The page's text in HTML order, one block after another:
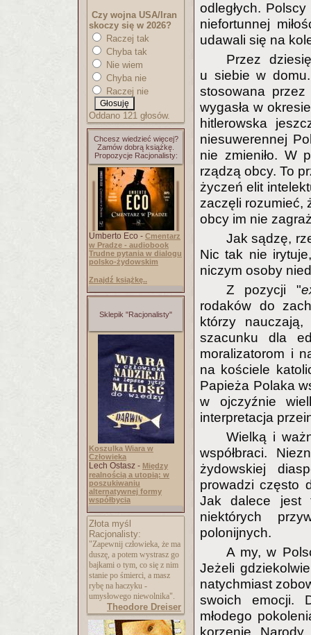
Czy wojna USA/Iran
skoczy się w 2026?
Raczej tak
Chyba tak
Nie wiem
Chyba nie
Raczej nie
Oddano 121 głosów.
Chcesz wiedzieć więcej?
Zamów dobrą książkę.
Propozycje Racjonalisty:
Umberto Eco - Cmentarz
w Pradze - audiobook
Trudne pytania w dialogu
polsko-żydowskim
Znajdź książkę..
Sklepik "Racjonalisty"
Koszulka Wiara w
Człowieka
Lech Ostasz - Między
realnością a utopią: w
poszukiwaniu
alternatywnej formy
współbycia
Złota myśl
Racjonalisty:
"Zapewnij człowieka, że ma
duszę, a potem wystrasz go
bajkami o tym, co się z nim
stanie po śmierci, a masz
rybę na haczyku -
umysłowego niewolnika".
Theodore Dreiser
odległych.
niefortunnej
udawali się na
Przez
u siebie w
stosowana
wygasła w
hitlerowska
niesuwerennej
nie zmieniło. W
rządzą obcy. To
życzeń elit
zaczęli rozumieć,
obcy im nie
Jak sądzę,
Nic tak nie
niczym osoby
Z pozycji "
rodaków do
którzy
szacunku dla
moralizatorom i
na kościele
Papieża Polaka
w ojczyźnie
interpretacja
Wielką i
współbraci.
żydowskiej
prowadzi często
Jak dalece jest
niektórych
polonijnych.
A my, w
Jeżeli
natychmiast
swoich emocji.
młodego
korzenie.